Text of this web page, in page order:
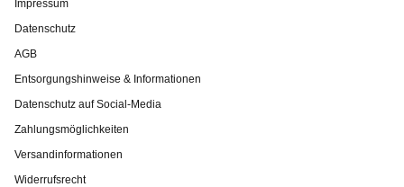
Impressum
Datenschutz
AGB
Entsorgungshinweise & Informationen
Datenschutz auf Social-Media
Zahlungsmöglichkeiten
Versandinformationen
Widerrufsrecht